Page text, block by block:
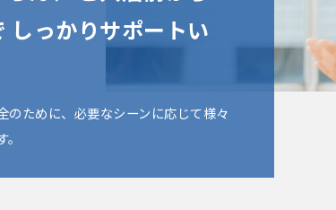
しっかりサポートい
のために、必要なシーンに応じて様々